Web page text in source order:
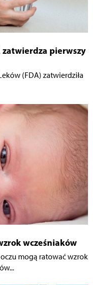
zatwierdza pierwszy
(FDA) zatwierdziła
wcześniaków
mogą ratować wzrok